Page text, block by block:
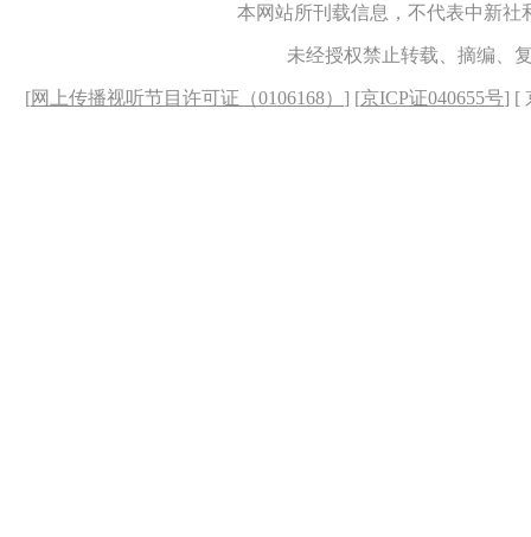
本网站所刊载信息，不代表中新
未经授权禁止转载、摘编、
[网上传播视听节目许可证（0106168） ] [京ICP证040655号] [